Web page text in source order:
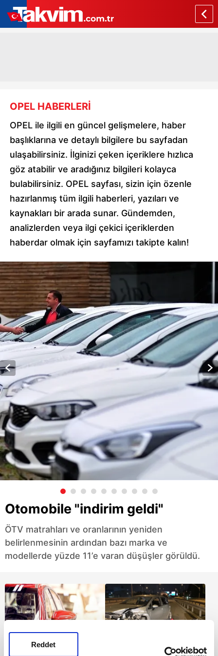
Reddet
OPEL HABERLERİ
OPEL ile ilgili en güncel gelişmelere, haber
başlıklarına ve detaylı bilgilere bu sayfadan
ulaşabilirsiniz. İlginizi çeken içeriklere hızlıca
göz atabilir ve aradığınız bilgileri kolayca
bulabilirsiniz. OPEL sayfası, sizin için özenle
hazırlanmış tüm ilgili haberleri, yazıları ve
kaynakları bir arada sunar. Gündemden,
analizlerden veya ilgi çekici içeriklerden
haberdar olmak için sayfamızı takipte kalın!
Otomobile "indirim geldi"
ÖTV matrahları ve oranlarının yeniden
belirlenmesinin ardından bazı marka ve
modellerde yüzde 11’e varan düşüşler görüldü.